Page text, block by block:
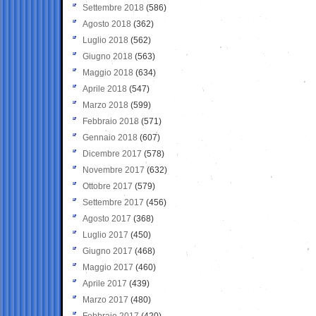
Settembre 2018 (586)
Agosto 2018 (362)
Luglio 2018 (562)
Giugno 2018 (563)
Maggio 2018 (634)
Aprile 2018 (547)
Marzo 2018 (599)
Febbraio 2018 (571)
Gennaio 2018 (607)
Dicembre 2017 (578)
Novembre 2017 (632)
Ottobre 2017 (579)
Settembre 2017 (456)
Agosto 2017 (368)
Luglio 2017 (450)
Giugno 2017 (468)
Maggio 2017 (460)
Aprile 2017 (439)
Marzo 2017 (480)